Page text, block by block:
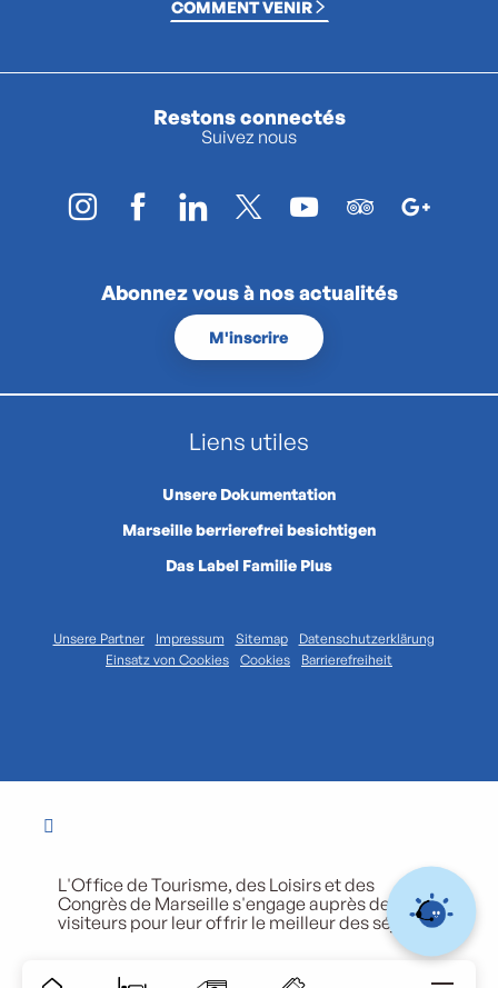
COMMENT VENIR
Restons connectés
Suivez nous
Abonnez vous à nos actualités
M'inscrire
Liens utiles
Unsere Dokumentation
Marseille berrierefrei besichtigen
Das Label Familie Plus
Unsere Partner Impressum Sitemap
Datenschutzerklärung
Einsatz von Cookies
Cookies Barrierefreiheit
L'Office de Tourisme, des Loisirs et des
Congrès de Marseille s'engage auprès de ses
visiteurs pour leur offrir le meilleur des séjours.